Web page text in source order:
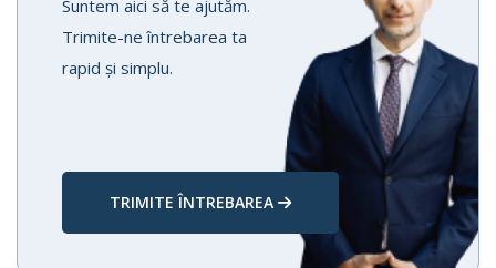
Suntem aici să te ajutăm.
Trimite-ne întrebarea ta
rapid și simplu.
TRIMITE ÎNTREBAREA